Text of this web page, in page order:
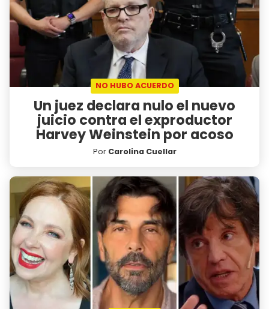
NO HUBO ACUERDO
Un juez declara nulo el nuevo
juicio contra el exproductor
Harvey Weinstein por acoso
Por Carolina Cuellar